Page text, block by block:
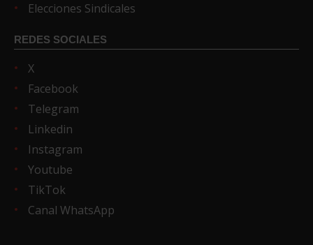
Elecciones Sindicales
REDES SOCIALES
X
Facebook
Telegram
Linkedin
Instagram
Youtube
TikTok
Canal WhatsApp